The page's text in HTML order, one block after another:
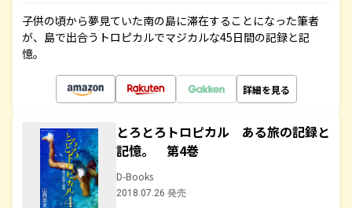
子供の頃から夢見ていた南の島に滞在することになった筆者
が、島で出合うトロピカルでマジカルな45日間の記録と記
憶。
詳細を見る
とろとろトロピカル ある旅の記録と
記憶。 第4巻
D-Books
2018.07.26 発売